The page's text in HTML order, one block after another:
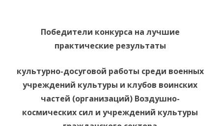
Победители конкурса на лучшие
практические результаты
культурно-досуговой работы среди военных
учреждений культуры и клубов воинских
частей (организаций) Воздушно-
космических сил и учреждений культуры